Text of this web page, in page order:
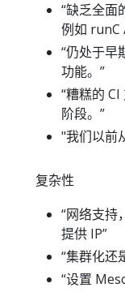
“缺乏全面
例如 runC
“仍处于早
功能。”
“糟糕的
阶段。”
"我们以前
复杂性
“网络支持
提供 IP”
“集群化还
“设置